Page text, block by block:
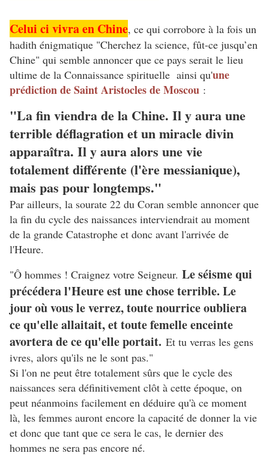
Celui ci vivra en Chine, ce qui corrobore à la fois un
hadith énigmatique "Cherchez la science, fût-ce jusqu’en
Chine" qui semble annoncer que ce pays serait le lieu
ultime de la Connaissance spirituelle ainsi qu'une
prédiction de Saint Aristocles de Moscou :
"La fin viendra de la Chine. Il y aura une
terrible déflagration et un miracle divin
apparaîtra. Il y aura alors une vie
totalement différente (l'ère messianique),
mais pas pour longtemps."
Par ailleurs, la sourate 22 du Coran semble annoncer que
la fin du cycle des naissances interviendrait au moment
de la grande Catastrophe et donc avant l'arrivée de
l'Heure.
"Ô hommes ! Craignez votre Seigneur. Le séisme qui
précédera l'Heure est une chose terrible. Le
jour où vous le verrez, toute nourrice oubliera
ce qu'elle allaitait, et toute femelle enceinte
avortera de ce qu'elle portait. Et tu verras les gens
ivres, alors qu'ils ne le sont pas."
Si l'on ne peut être totalement sûrs que le cycle des
naissances sera définitivement clôt à cette époque, on
peut néanmoins facilement en déduire qu'à ce moment
là, les femmes auront encore la capacité de donner la vie
et donc que tant que ce sera le cas, le dernier des
hommes ne sera pas encore né.